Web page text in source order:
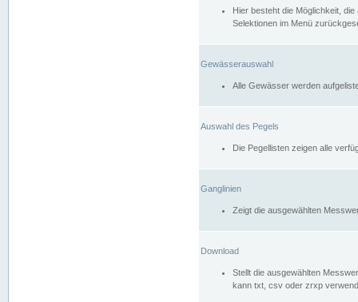
Hier besteht die Möglichkeit,
Selektionen im Menü
Gewässerauswahl
Alle Gewässer werden
Auswahl des Pegels
Die Pegellisten zeigen alle
Ganglinien
Zeigt die ausgewählten
Download
Stellt die ausgewählten
kann txt, csv oder zrxp